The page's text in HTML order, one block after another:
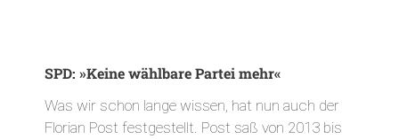
SPD: »Keine wählbare Partei mehr«
Was wir schon lange wissen, hat nun auch der
Florian Post festgestellt. Post saß von 2013 bis